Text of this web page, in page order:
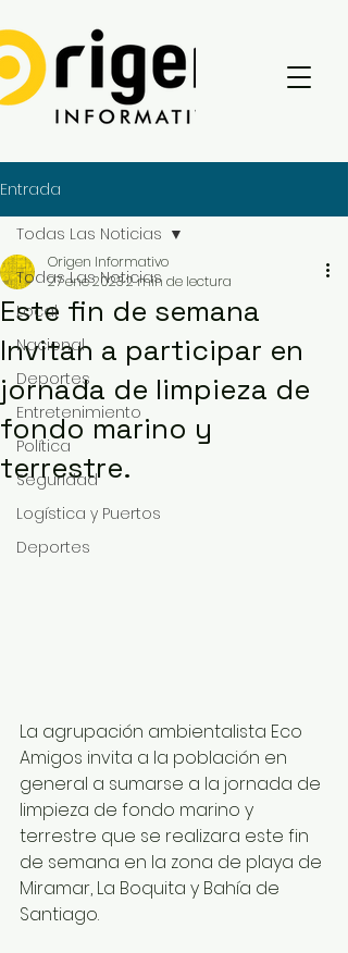
Entrada
Todas Las Noticias
Local
Nacional
Deportes
Entretenimiento
Política
Seguridad
Logística y Puertos
Deportes
Todas Las Noticias
Este fin de semana
Invitan a participar en
jornada de limpieza de
fondo marino y
terrestre.
Origen Informativo
27 ene 20232 min de lectura
La agrupación ambientalista Eco
Amigos invita a la población en
general a sumarse a la jornada de
limpieza de fondo marino y
terrestre que se realizara este fin
de semana en la zona de playa de
Miramar, La Boquita y Bahía de
Santiago.